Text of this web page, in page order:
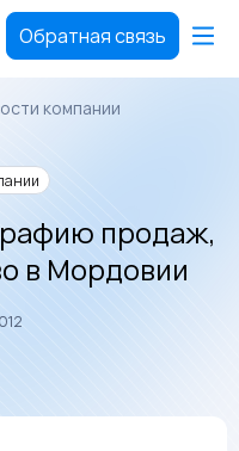
Обратная связь
компании
продаж,
в Мордовии